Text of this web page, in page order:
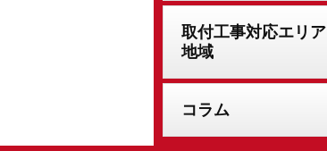
取付工事対応エリア
地域
コラム